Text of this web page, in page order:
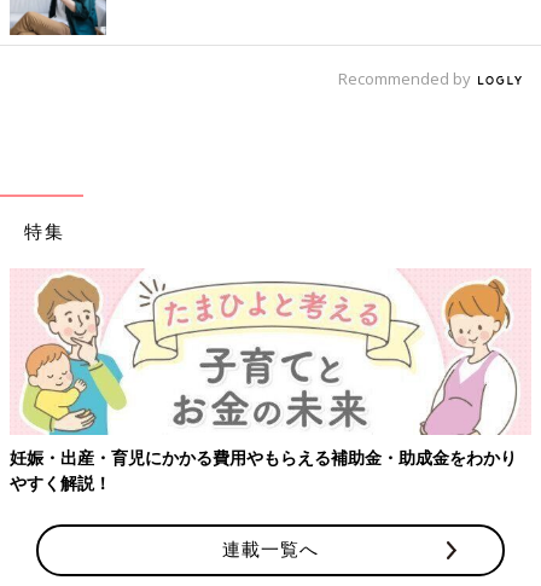
Recommended by
特集
【ワクチン接種できるものも】妊婦の感染症対策、知っておいて！
連載一覧へ